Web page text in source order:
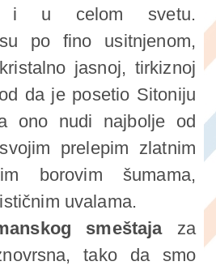
u celom svetu.
po fino usitnjenom,
jasnoj, tirkiznoj
da je posetio Sitoniju
ono nudi najbolje od
prelepim zlatnim
borovim šumama,
uvalama.
smeštajaza
tako da smo